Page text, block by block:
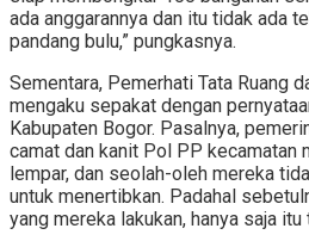
ada anggarannya dan itu tidak ada
pandang bulu,” pungkasnya.
Sementara, Pemerhati Tata Ruang
mengaku sepakat dengan
Kabupaten Bogor. Pasalnya,
camat dan kanit Pol PP kecamatan
lempar, dan seolah-oleh mereka
untuk menertibkan. Padahal
yang mereka lakukan, hanya saja